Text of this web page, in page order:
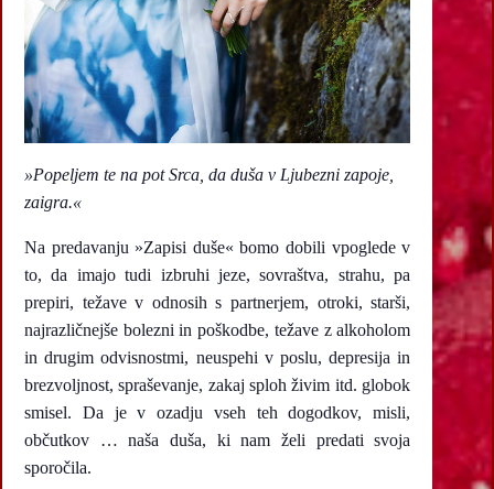
»Popeljem te na pot Srca, da duša v Ljubezni zapoje,
zaigra.«
Na predavanju »Zapisi duše« bomo dobili vpoglede v
to, da imajo tudi izbruhi jeze, sovraštva, strahu, pa
prepiri, težave v odnosih s partnerjem, otroki, starši,
najrazličnejše bolezni in poškodbe, težave z alkoholom
in drugim odvisnostmi, neuspehi v poslu, depresija in
brezvoljnost, spraševanje, zakaj sploh živim itd. globok
smisel. Da je v ozadju vseh teh dogodkov, misli,
občutkov … naša duša, ki nam želi predati svoja
sporočila.